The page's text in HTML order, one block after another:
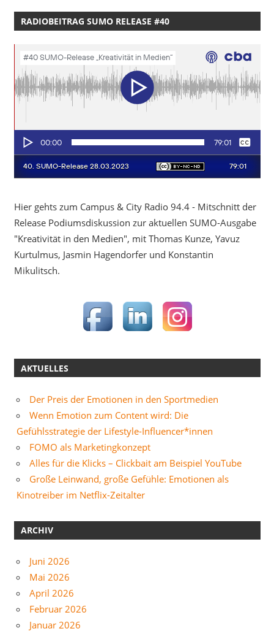
RADIOBEITRAG SUMO RELEASE #40
Hier gehts zum Campus & City Radio 94.4 - Mitschnitt der
Release Podiumsdiskussion zur aktuellen SUMO-Ausgabe
"Kreativität in den Medien", mit Thomas Kunze, Yavuz
Kurtulmus, Jasmin Hagendorfer und Konstantin
Mikulitsch.
AKTUELLES
Der Preis der Emotionen in den Sportmedien
Wenn Emotion zum Content wird: Die
Gefühlsstrategie der Lifestyle-Influencer*innen
FOMO als Marketingkonzept
Alles für die Klicks – Clickbait am Beispiel YouTube
Große Leinwand, große Gefühle: Emotionen als
Kinotreiber im Netflix-Zeitalter
ARCHIV
Juni 2026
Mai 2026
April 2026
Februar 2026
Januar 2026